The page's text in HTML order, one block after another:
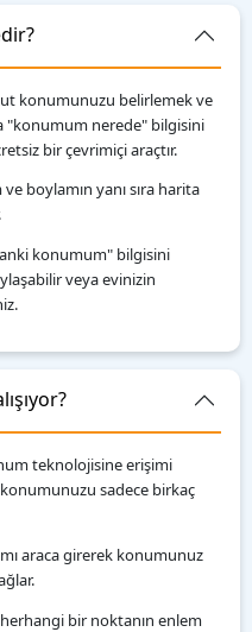
konumunuzu belirlemek ve
nerede" bilgisini
bir çevrimiçi araçtır.
boylamın yanı sıra harita
konumum" bilgisini
veya evinizin
teknolojisine erişimi
sadece birkaç
araca girerek konumunuz
bir noktanın enlem